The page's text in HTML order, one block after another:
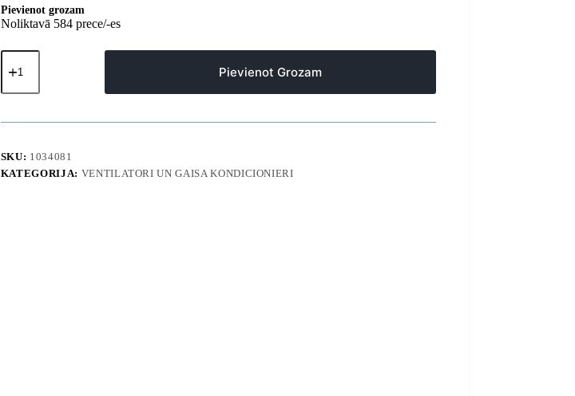
Pievienot grozam
Noliktavā 584 prece/-es
Mini
portatīvais
ar
funkciju
lukturīti
2000mAh
-
Pievienot Grozam
SKU: 1034081
KATEGORIJA: VENTILATORI UN GAISA KONDICIONIERI